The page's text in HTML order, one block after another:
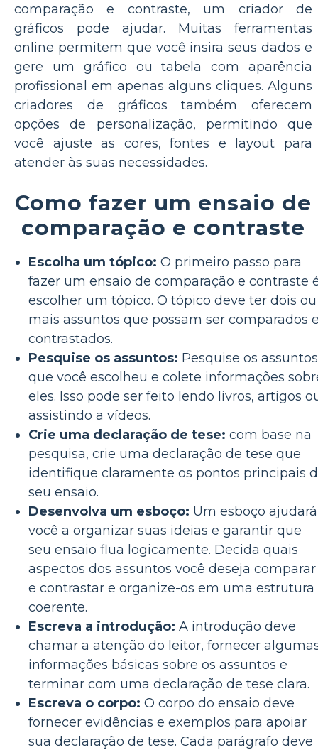
comparação e contraste, um criador de
gráficos pode ajudar. Muitas ferramentas
online permitem que você insira seus dados e
gere um gráfico ou tabela com aparência
profissional em apenas alguns cliques. Alguns
criadores de gráficos também oferecem
opções de personalização, permitindo que
você ajuste as cores, fontes e layout para
atender às suas necessidades.
Como fazer um ensaio de
comparação e contraste
Escolha um tópico: O primeiro passo para
fazer um ensaio de comparação e contraste
escolher um tópico. O tópico deve ter dois ou
mais assuntos que possam ser comparados
contrastados.
Pesquise os assuntos: Pesquise os assuntos
que você escolheu e colete informações
eles. Isso pode ser feito lendo livros, artigos
assistindo a vídeos.
Crie uma declaração de tese: com base na
pesquisa, crie uma declaração de tese que
identifique claramente os pontos principais
seu ensaio.
Desenvolva um esboço: Um esboço ajudará
você a organizar suas ideias e garantir que
seu ensaio flua logicamente. Decida quais
aspectos dos assuntos você deseja comparar
e contrastar e organize-os em uma estrutura
coerente.
Escreva a introdução: A introdução deve
chamar a atenção do leitor, fornecer
informações básicas sobre os assuntos e
terminar com uma declaração de tese clara.
Escreva o corpo: O corpo do ensaio deve
fornecer evidências e exemplos para apoiar
sua declaração de tese. Cada parágrafo deve